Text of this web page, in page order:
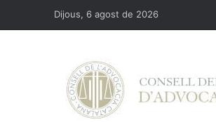
Dijous, 6 agost de 2026